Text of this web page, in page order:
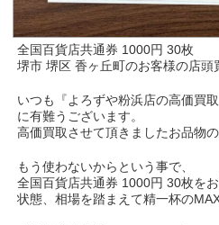
全国百貨店共通券 1000円 30枚
堺市 堺区 香ヶ丘町のお客様の店頭
いつも『よろずや粉浜店の高価買
に有難うございます。
高価買取させて頂きましたお品物
もう使わないからという事で、
全国百貨店共通券 1000円 30枚をお
状態、相場を踏まえて精一杯の